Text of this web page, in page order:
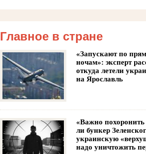
Главное в стране
«Запускают по
ночам»: эксперт
откуда летели
на Ярославль
«Важно похоронить
ли бункер
украинскую
надо уничтожить